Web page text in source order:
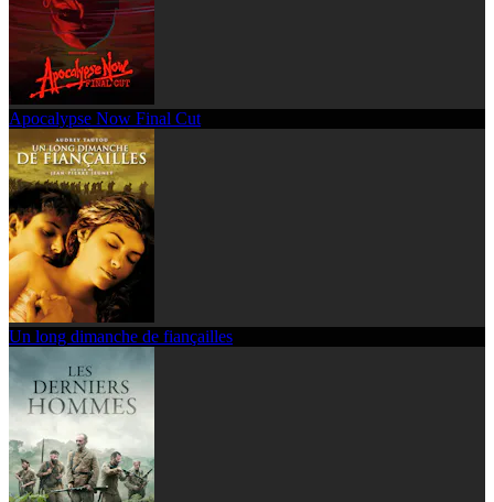
Apocalypse Now Final Cut
Un long dimanche de fiançailles